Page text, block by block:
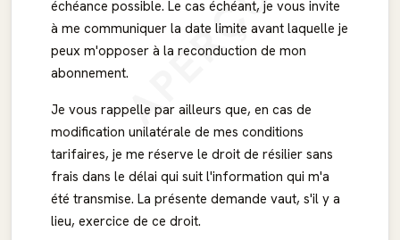
APERÇU
échéance possible. Le cas échéant, je vous invite
à me communiquer la date limite avant laquelle je
peux m'opposer à la reconduction de mon
abonnement.
Je vous rappelle par ailleurs que, en cas de
modification unilatérale de mes conditions
tarifaires, je me réserve le droit de résilier sans
frais dans le délai qui suit l'information qui m'a
été transmise. La présente demande vaut, s'il y a
lieu, exercice de ce droit.